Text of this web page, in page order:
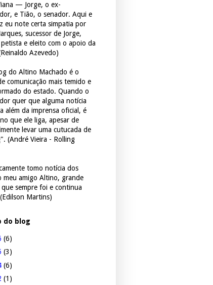
— Jorge, o ex-
e Tião, o senador. Aqui e
eu note certa simpatia por
sucessor de Jorge,
e eleito com o apoio da
Azevedo)
do Altino Machado é o
comunicação mais temido e
do estado. Quando o
quer que alguma notícia
além da imprensa oficial, é
que ele liga, apesar de
levar uma cutucada de
(André Vieira - Rolling
tomo notícia dos
meu amigo Altino, grande
sempre foi e continua
Martins)
do blog
(6)
(3)
(6)
(1)